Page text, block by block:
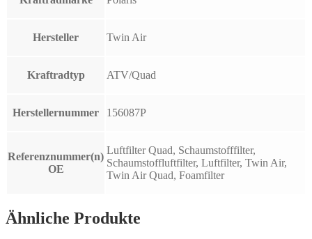
Hersteller Twin Air
Kraftradtyp ATV/Quad
Herstellernummer 156087P
Referenznummer(n)
OE
Luftfilter Quad, Schaumstofffilter,
Schaumstoffluftfilter, Luftfilter, Twin Air,
Twin Air Quad, Foamfilter
Ähnliche Produkte